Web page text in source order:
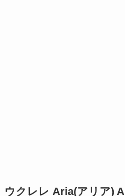
ウクレレ Aria(アリア)